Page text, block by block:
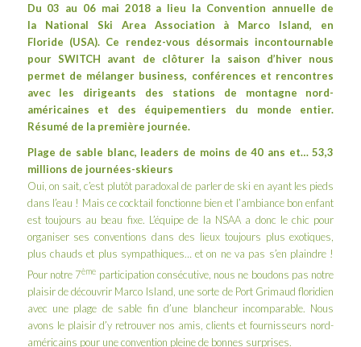
Du 03 au 06 mai 2018 a lieu la Convention annuelle de
la National Ski Area Association à Marco Island, en
Floride (USA). Ce rendez-vous désormais incontournable
pour SWITCH avant de clôturer la saison d’hiver nous
permet de mélanger business, conférences et rencontres
avec les dirigeants des stations de montagne nord-
américaines et des équipementiers du monde entier.
Résumé de la première journée.
Plage de sable blanc, leaders de moins de 40 ans et… 53,3
millions de journées-skieurs
Oui, on sait, c’est plutôt paradoxal de parler de ski en ayant les pieds
dans l’eau ! Mais ce cocktail fonctionne bien et l’ambiance bon enfant
est toujours au beau fixe. L’équipe de la NSAA a donc le chic pour
organiser ses conventions dans des lieux toujours plus exotiques,
plus chauds et plus sympathiques… et on ne va pas s’en plaindre !
Pour notre 7ème participation consécutive, nous ne boudons pas notre
plaisir de découvrir Marco Island, une sorte de Port Grimaud floridien
avec une plage de sable fin d’une blancheur incomparable. Nous
avons le plaisir d’y retrouver nos amis, clients et fournisseurs nord-
américains pour une convention pleine de bonnes surprises.